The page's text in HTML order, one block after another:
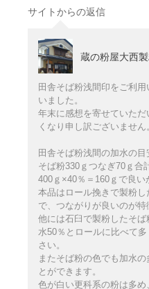
サイトからの返信
蔵の粉屋大西
田舎そば粉浅間印をご利
いました。
年末に感想を寄せていた
くなり申し訳ございません
田舎そば粉浅間の加水の目
そば粉330ｇつなぎ70ｇ合
400ｇ×40％＝160ｇで良い
本品はロール挽きで製粉
で、つながりが良いのが特
他には石臼で製粉したそ
水50％とロールに比べて
さい。
またそば粉の色でも加水
とができます。
色が白い更科系の粉は多